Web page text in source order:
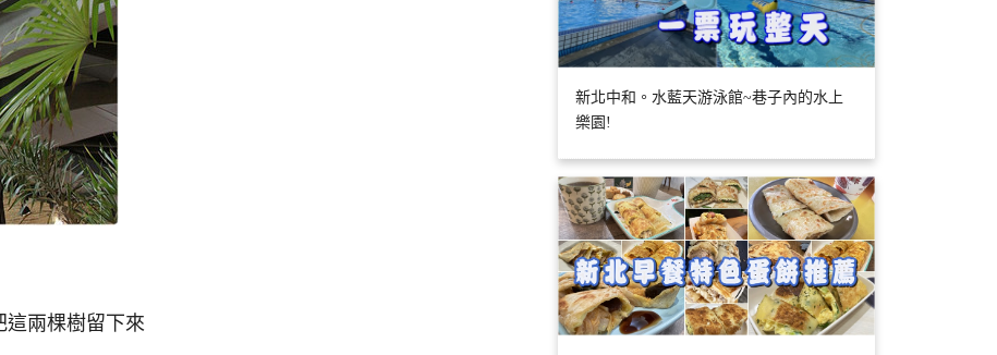
這兩棵樹留下來
新北中和。水藍天游泳館~巷子內的水上
樂園!